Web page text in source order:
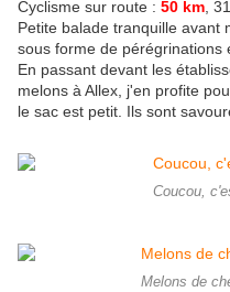
Cyclisme sur route : 50 km ,
Petite balade tranquille avant
sous forme de pérégrinations
En passant devant les
melons à Allex, j'en profite
le sac est petit. Ils sont
Coucou,
Melons de